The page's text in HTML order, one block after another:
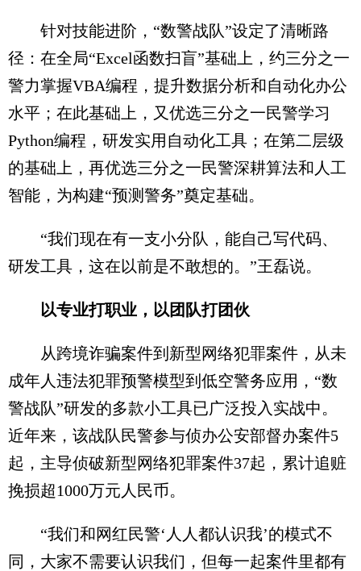
针对技能进阶，“数警战队”设定了清晰路
径：在全局“Excel函数扫盲”基础上，约三分之一
警力掌握VBA编程，提升数据分析和自动化办公
水平；在此基础上，又优选三分之一民警学习
Python编程，研发实用自动化工具；在第二层级
的基础上，再优选三分之一民警深耕算法和人工
智能，为构建“预测警务”奠定基础。
“我们现在有一支小分队，能自己写代码、
研发工具，这在以前是不敢想的。”王磊说。
以专业打职业，以团队打团伙
从跨境诈骗案件到新型网络犯罪案件，从未
成年人违法犯罪预警模型到低空警务应用，“数
警战队”研发的多款小工具已广泛投入实战中。
近年来，该战队民警参与侦办公安部督办案件5
起，主导侦破新型网络犯罪案件37起，累计追赃
挽损超1000万元人民币。
“我们和网红民警‘人人都认识我’的模式不
同，大家不需要认识我们，但每一起案件里都有